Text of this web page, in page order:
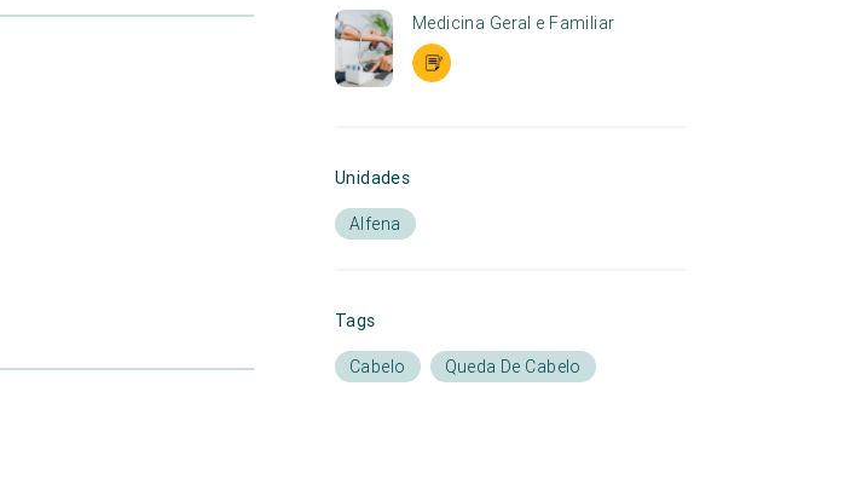
Medicina Geral e Familiar
Unidades
Alfena
Tags
Cabelo Queda De Cabelo